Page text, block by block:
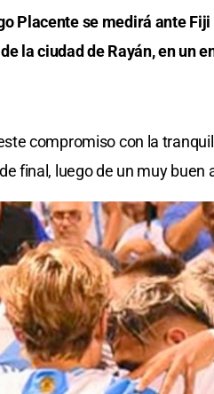
Placente se medirá ante
la ciudad de Rayán, en un
compromiso con la
final, luego de un muy buen